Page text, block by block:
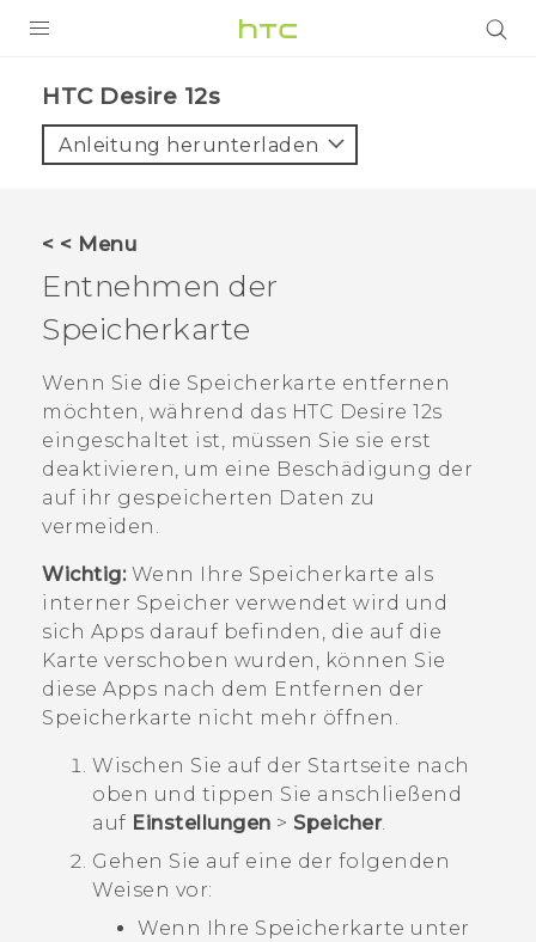
VIVE
VIVERSE
UNTERSTÜTZUNG
HTC-Geräte und Zubehör
Anmelden
HTC Desire 12s‎
Anleitung herunterladen
< < Menu
Entnehmen der
Speicherkarte
Wenn Sie die Speicherkarte entfernen
möchten, während das HTC Desire 12s
eingeschaltet ist, müssen Sie sie erst
deaktivieren, um eine Beschädigung der
auf ihr gespeicherten Daten zu
vermeiden.
Wichtig:Wenn Ihre Speicherkarte als
interner Speicher verwendet wird und
sich Apps darauf befinden, die auf die
Karte verschoben wurden, können Sie
diese Apps nach dem Entfernen der
Speicherkarte nicht mehr öffnen.
Wischen Sie auf der Startseite nach
oben und tippen Sie anschließend
auf Einstellungen > Speicher.
Gehen Sie auf eine der folgenden
Weisen vor:
Wenn Ihre Speicherkarte unter